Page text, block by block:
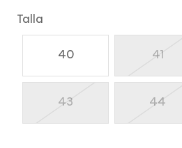
Talla
40 41
43 44